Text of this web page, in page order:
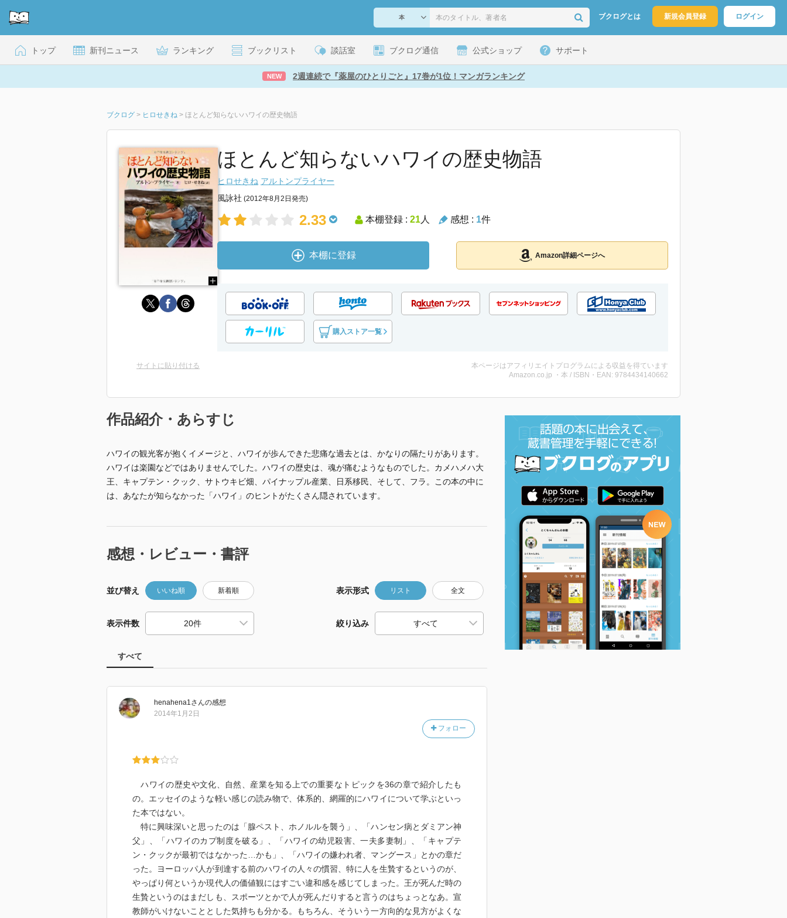
ブクログとは 新規会員登録 ログイン
トップ 新刊ニュース ランキング ブックリスト 談話室 ブクログ通信 公式ショップ サポート
NEW 2週連続で『薬屋のひとりごと』17巻が1位！マンガランキング
ブクログ > ヒロせきね > ほとんど知らないハワイの歴史物語
ほとんど知らないハワイの歴史物語
ヒロせきね アルトンプライヤー
風詠社 (2012年8月2日発売)
2.33 本棚登録 : 21人 感想 : 1件
本棚に登録 Amazon詳細ページへ
購入ストア一覧
サイトに貼り付ける
本ページはアフィリエイトプログラムによる収益を得ています
Amazon.co.jp ・本 / ISBN・EAN: 9784434140662
作品紹介・あらすじ
ハワイの観光客が抱くイメージと、ハワイが歩んできた悲痛な過去とは、かなりの隔たりがあります。
ハワイは楽園などではありませんでした。ハワイの歴史は、魂が痛むようなものでした。カメハメハ大
王、キャプテン・クック、サトウキビ畑、パイナップル産業、日系移民、そして、フラ。この本の中に
は、あなたが知らなかった「ハワイ」のヒントがたくさん隠されています。
感想・レビュー・書評
並び替え いいね順 新着順 表示形式 リスト 全文
表示件数 絞り込み
すべて
henahena1さんの感想
フォロー
2014年1月2日
ハワイの歴史や文化、自然、産業を知る上での重要なトピックを36の章で紹介したも
の。エッセイのような軽い感じの読み物で、体系的、網羅的にハワイについて学ぶといっ
た本ではない。
特に興味深いと思ったのは「腺ペスト、ホノルルを襲う」、「ハンセン病とダミアン神
父」、「ハワイのカプ制度を破る」、「ハワイの幼児殺害、一夫多妻制」、「キャプテ
ン・クックが最初ではなかった…かも」、「ハワイの嫌われ者、マングース」とかの章だ
った。ヨーロッパ人が到達する前のハワイの人々の慣習、特に人を生贄するというのが、
やっぱり何というか現代人の価値観にはすごい違和感を感じてしまった。王が死んだ時の
生贄というのはまだしも、スポーツとかで人が死んだりすると言うのはちょっとなあ。宣
教師がいけないこととした気持ちも分かる。もちろん、そういう一方向的な見方がよくな